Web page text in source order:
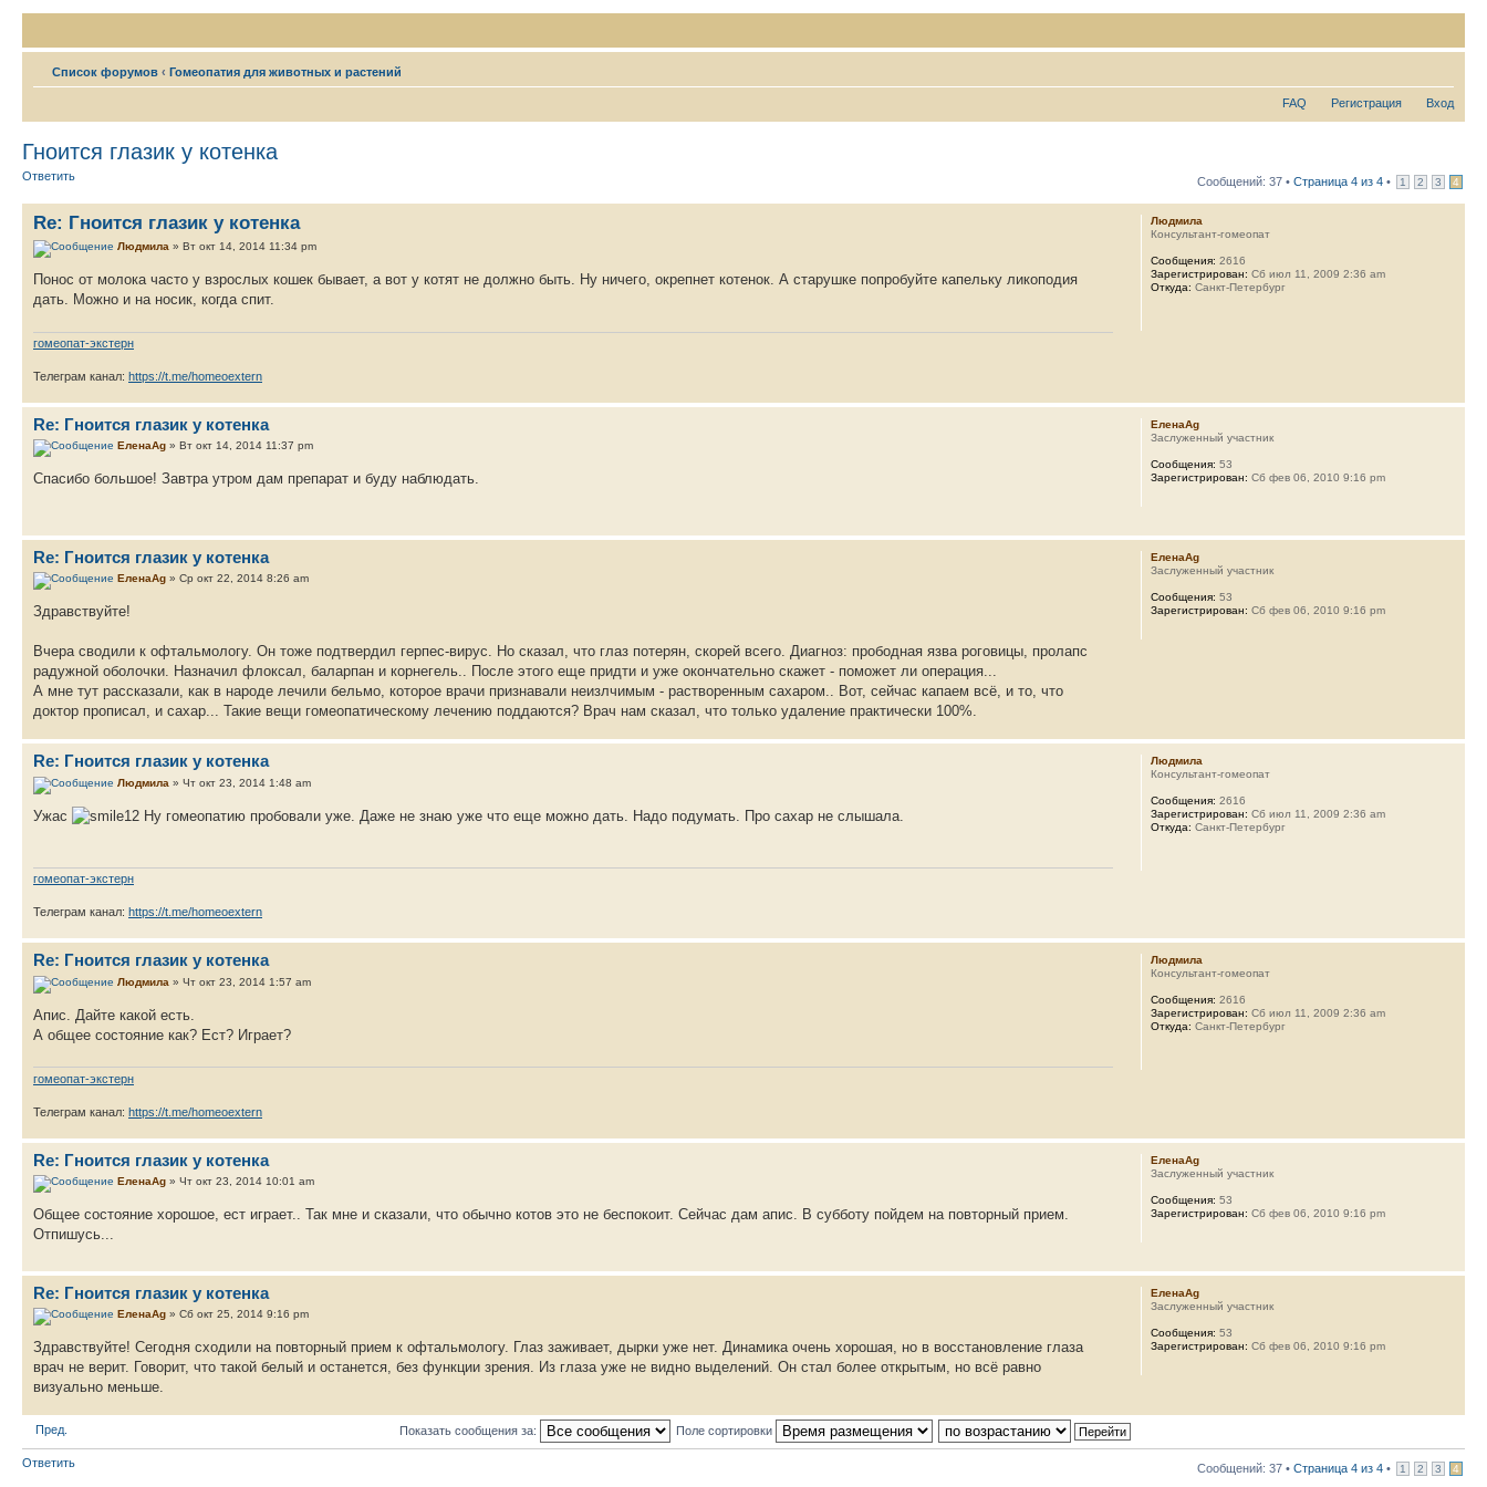
Список форумов ‹ Гомеопатия для животных и растений
FAQ Регистрация Вход
Гноится глазик у котенка
Ответить Сообщений: 37 • Страница 4 из 4 • 1 2 3 4
Re: Гноится глазик у котенка
Людмила » Вт окт 14, 2014 11:34 pm
Понос от молока часто у взрослых кошек бывает, а вот у котят не должно быть. Ну ничего, окрепнет котенок. А старушке попробуйте капельку ликоподия
дать. Можно и на носик, когда спит.
гомеопат-экстерн
Телеграм канал: https://t.me/homeoextern
Людмила
Консультант-гомеопат
Сообщения: 2616
Зарегистрирован: Сб июл 11, 2009 2:36 am
Откуда: Санкт-Петербург
Re: Гноится глазик у котенка
ЕленаAg » Вт окт 14, 2014 11:37 pm
Спасибо большое! Завтра утром дам препарат и буду наблюдать.
ЕленаAg
Заслуженный участник
Сообщения: 53
Зарегистрирован: Сб фев 06, 2010 9:16 pm
Re: Гноится глазик у котенка
ЕленаAg » Ср окт 22, 2014 8:26 am
Здравствуйте!
Вчера сводили к офтальмологу. Он тоже подтвердил герпес-вирус. Но сказал, что глаз потерян, скорей всего. Диагноз: прободная язва роговицы, пролапс
радужной оболочки. Назначил флоксал, баларпан и корнегель.. После этого еще придти и уже окончательно скажет - поможет ли операция...
А мне тут рассказали, как в народе лечили бельмо, которое врачи признавали неизлчимым - растворенным сахаром.. Вот, сейчас капаем всё, и то, что
доктор прописал, и сахар... Такие вещи гомеопатическому лечению поддаются? Врач нам сказал, что только удаление практически 100%.
ЕленаAg
Заслуженный участник
Сообщения: 53
Зарегистрирован: Сб фев 06, 2010 9:16 pm
Re: Гноится глазик у котенка
Людмила » Чт окт 23, 2014 1:48 am
Ужас Ну гомеопатию пробовали уже. Даже не знаю уже что еще можно дать. Надо подумать. Про сахар не слышала.
гомеопат-экстерн
Телеграм канал: https://t.me/homeoextern
Людмила
Консультант-гомеопат
Сообщения: 2616
Зарегистрирован: Сб июл 11, 2009 2:36 am
Откуда: Санкт-Петербург
Re: Гноится глазик у котенка
Людмила » Чт окт 23, 2014 1:57 am
Апис. Дайте какой есть.
А общее состояние как? Ест? Играет?
гомеопат-экстерн
Телеграм канал: https://t.me/homeoextern
Людмила
Консультант-гомеопат
Сообщения: 2616
Зарегистрирован: Сб июл 11, 2009 2:36 am
Откуда: Санкт-Петербург
Re: Гноится глазик у котенка
ЕленаAg » Чт окт 23, 2014 10:01 am
Общее состояние хорошое, ест играет.. Так мне и сказали, что обычно котов это не беспокоит. Сейчас дам апис. В субботу пойдем на повторный прием.
Отпишусь...
ЕленаAg
Заслуженный участник
Сообщения: 53
Зарегистрирован: Сб фев 06, 2010 9:16 pm
Re: Гноится глазик у котенка
ЕленаAg » Сб окт 25, 2014 9:16 pm
Здравствуйте! Сегодня сходили на повторный прием к офтальмологу. Глаз заживает, дырки уже нет. Динамика очень хорошая, но в восстановление глаза
врач не верит. Говорит, что такой белый и останется, без функции зрения. Из глаза уже не видно выделений. Он стал более открытым, но всё равно
визуально меньше.
ЕленаAg
Заслуженный участник
Сообщения: 53
Зарегистрирован: Сб фев 06, 2010 9:16 pm
Пред. Показать сообщения за: Поле сортировки
Ответить Сообщений: 37 • Страница 4 из 4 • 1 2 3 4